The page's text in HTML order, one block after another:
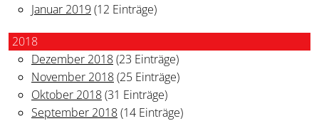
Januar 2019 (12 Einträge)
2018
Dezember 2018(23 Einträge)
November 2018(25 Einträge)
Oktober 2018(31 Einträge)
September 2018(14 Einträge)